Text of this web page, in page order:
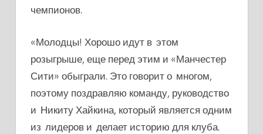
чемпионов.
«Молодцы! Хорошо идут в этом
розыгрыше, еще перед этим и «Манчестер
Сити» обыграли. Это говорит о многом,
поэтому поздравляю команду, руководство
и Никиту Хайкина, который является одним
из лидеров и делает историю для клуба.